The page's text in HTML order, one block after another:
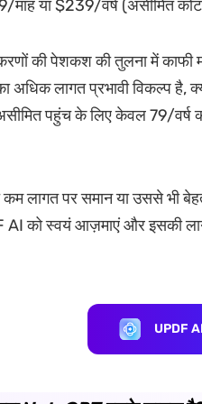
या $239/वर्ष (असीमित
की पेशकश की तुलना में काफी
लागत प्रभावी विकल्प है,
पहुंच के लिए केवल 79/
लागत पर समान या उससे भी
AI को स्वयं आज़माएं और इसकी
UPDF